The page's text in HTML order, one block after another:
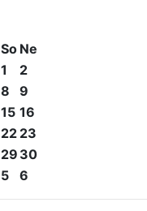
So Ne
1
2
8
9
15 16
22 23
29 30
5 6